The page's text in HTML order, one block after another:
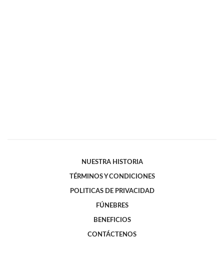
NUESTRA HISTORIA
TÉRMINOS Y CONDICIONES
POLITICAS DE PRIVACIDAD
FÚNEBRES
BENEFICIOS
CONTÁCTENOS